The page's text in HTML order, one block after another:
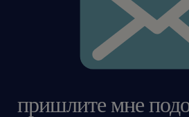
пришлите мне